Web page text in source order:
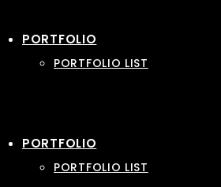
PORTFOLIO
PORTFOLIO LIST
PORTFOLIO
PORTFOLIO LIST